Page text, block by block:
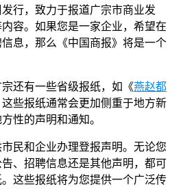
行，致力于报道广宗市商业发
容。如果您是一家企业，希望在
息，那么《中国商报》将是一个
还有一些省级报纸，如《燕赵都
这些报纸通常会更加侧重于地方新
性的声明和通知。
民和企业办理登报声明。无论您
、招聘信息还是其他声明，都可
这些报纸将为您提供一个广泛传